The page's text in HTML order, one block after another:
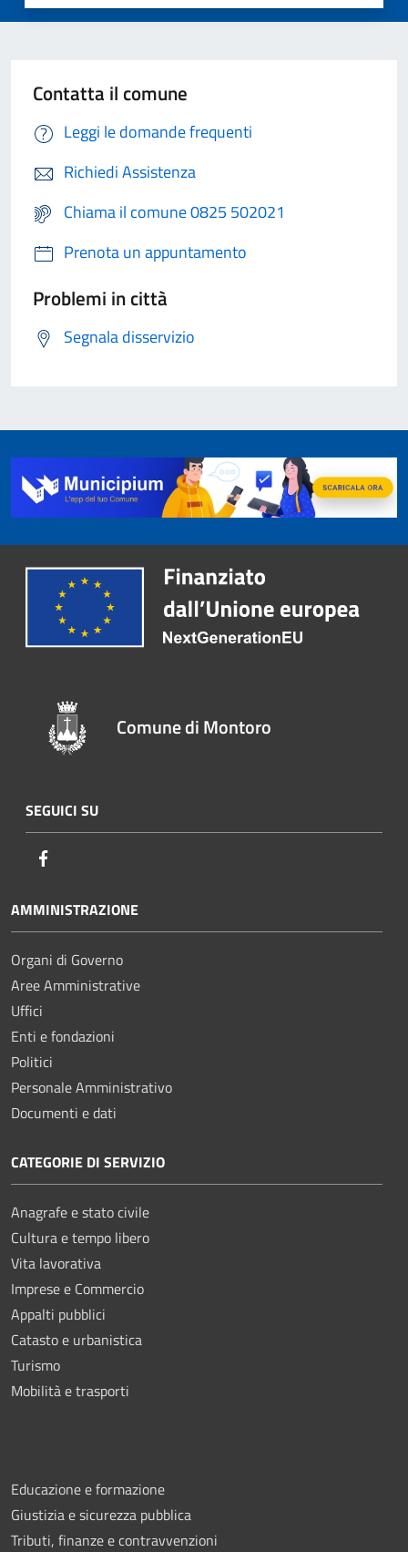
Contatta il comune
Leggi le domande frequenti
Richiedi Assistenza
Chiama il comune 0825 502021
Prenota un appuntamento
Problemi in città
Segnala disservizio
Comune di Montoro
SEGUICI SU
AMMINISTRAZIONE
Organi di Governo
Aree Amministrative
Uffici
Enti e fondazioni
Politici
Personale Amministrativo
Documenti e dati
CATEGORIE DI SERVIZIO
Anagrafe e stato civile
Cultura e tempo libero
Vita lavorativa
Imprese e Commercio
Appalti pubblici
Catasto e urbanistica
Turismo
Mobilità e trasporti
Educazione e formazione
Giustizia e sicurezza pubblica
Tributi, finanze e contravvenzioni